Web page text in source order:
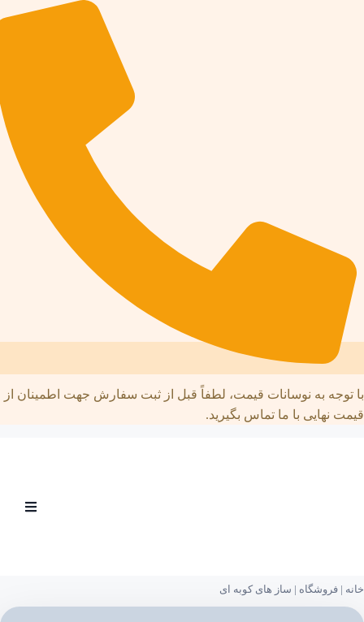
به نوسانات قیمت، لطفاً قبل از ثبت سفارش جهت اطمینان از
نهایی با ما تماس بگیرید.
Open
|فروشگاه|ساز های کوبه ای